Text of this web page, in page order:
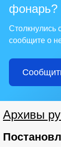
фонарь?
Столкнулись
сообщите о
Архивы